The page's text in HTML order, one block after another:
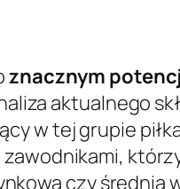
znacznym
aktualnego
w tej grupie
czy